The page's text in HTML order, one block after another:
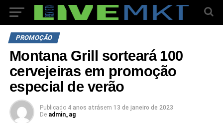
PROMOÇÃO
Montana Grill sorteará 100
cervejeiras em promoção
especial de verão
Publicado 4 anos atrásem 13 de janeiro de 2023
De admin_ag